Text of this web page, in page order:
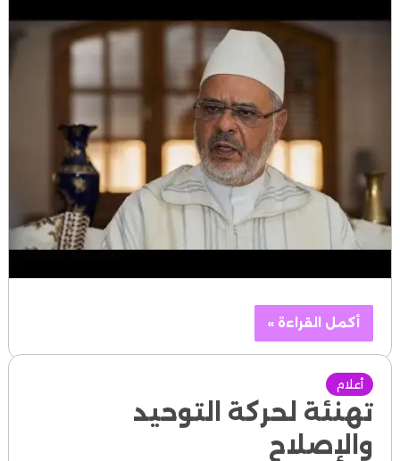
أكمل القراءة »
أعلام
تهنئة لحركة التوحيد
والإصلاح